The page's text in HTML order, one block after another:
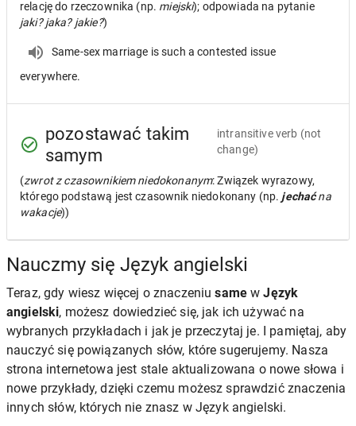
relację do rzeczownika (np. miejski); odpowiada na pytanie
jaki? jaka? jakie?)
Same-sex marriage is such a contested issue
everywhere.
pozostawać takim
samym
intransitive verb (not
change)
(zwrot z czasownikiem niedokonanym: Związek wyrazowy,
którego podstawą jest czasownik niedokonany (np. jechaćna
wakacje))
Nauczmy się Język angielski
Teraz, gdy wiesz więcej o znaczeniusame wJęzyk
angielski, możesz dowiedzieć się, jak ich używać na
wybranych przykładach i jak je przeczytaj je. I pamiętaj, aby
nauczyć się powiązanych słów, które sugerujemy. Nasza
strona internetowa jest stale aktualizowana o nowe słowa i
nowe przykłady, dzięki czemu możesz sprawdzić znaczenia
innych słów, których nie znasz w Język angielski.